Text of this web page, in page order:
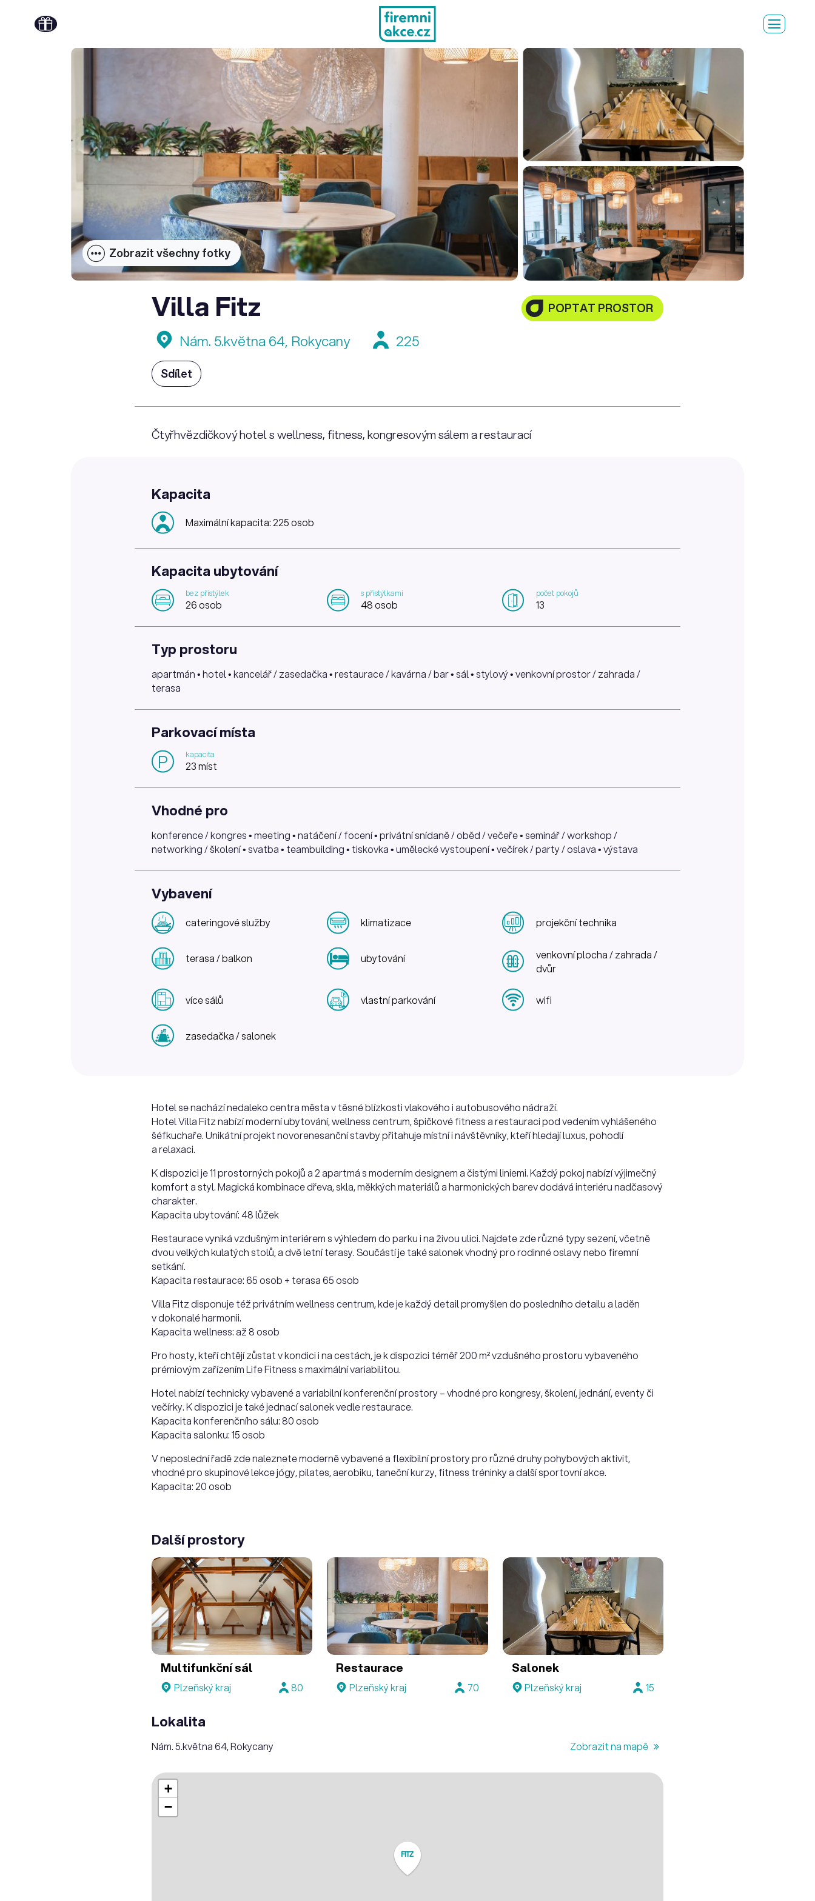
Zobrazit všechny fotky
Villa Fitz POPTAT PROSTOR
Nám. 5.května 64, Rokycany 225
Sdílet
Čtyřhvězdičkový hotel s wellness, fitness, kongresovým sálem a restaurací
Kapacita
Maximální kapacita: 225 osob
Kapacita ubytování
bez přistýlek
26 osob
s přistýlkami
48 osob
počet pokojů
13
Typ prostoru
apartmán • hotel • kancelář / zasedačka • restaurace / kavárna / bar • sál • stylový • venkovní prostor / zahrada /
terasa
Parkovací místa
P kapacita
23 míst
Vhodné pro
konference / kongres • meeting • natáčení / focení • privátní snídaně / oběd / večeře • seminář / workshop /
networking / školení • svatba • teambuilding • tiskovka • umělecké vystoupení • večírek / party / oslava • výstava
Vybavení
cateringové služby klimatizace projekční technika
terasa / balkon ubytování
venkovní plocha / zahrada /
dvůr
více sálů vlastní parkování wifi
zasedačka / salonek
Hotel se nachází nedaleko centra města v těsné blízkosti vlakového i autobusového nádraží.
Hotel Villa Fitz nabízí moderní ubytování, wellness centrum, špičkové fitness a restauraci pod vedením vyhlášeného
šéfkuchaře. Unikátní projekt novorenesanční stavby přitahuje místní i návštěvníky, kteří hledají luxus, pohodlí
a relaxaci.
K dispozici je 11 prostorných pokojů a 2 apartmá s moderním designem a čistými liniemi. Každý pokoj nabízí výjimečný
komfort a styl. Magická kombinace dřeva, skla, měkkých materiálů a harmonických barev dodává interiéru nadčasový
charakter.
Kapacita ubytování: 48 lůžek
Restaurace vyniká vzdušným interiérem s výhledem do parku i na živou ulici. Najdete zde různé typy sezení, včetně
dvou velkých kulatých stolů, a dvě letní terasy. Součástí je také salonek vhodný pro rodinné oslavy nebo firemní
setkání.
Kapacita restaurace: 65 osob + terasa 65 osob
Villa Fitz disponuje též privátním wellness centrum, kde je každý detail promyšlen do posledního detailu a laděn
v dokonalé harmonii.
Kapacita wellness: až 8 osob
Pro hosty, kteří chtějí zůstat v kondici i na cestách, je k dispozici téměř 200 m² vzdušného prostoru vybaveného
prémiovým zařízením Life Fitness s maximální variabilitou.
Hotel nabízí technicky vybavené a variabilní konferenční prostory – vhodné pro kongresy, školení, jednání, eventy či
večírky. K dispozici je také jednací salonek vedle restaurace.
Kapacita konferenčního sálu: 80 osob
Kapacita salonku: 15 osob
V neposlední řadě zde naleznete moderně vybavené a flexibilní prostory pro různé druhy pohybových aktivit,
vhodné pro skupinové lekce jógy, pilates, aerobiku, taneční kurzy, fitness tréninky a další sportovní akce.
Kapacita: 20 osob
Další prostory
Multifunkční sál
Plzeňský kraj 80
Restaurace
Plzeňský kraj 70
Salonek
Plzeňský kraj 15
Lokalita
Nám. 5.května 64, Rokycany Zobrazit na mapě
FITZ
+
−